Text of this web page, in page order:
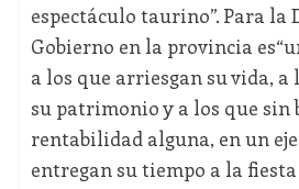
espectáculo taurino”. Para la
Gobierno en la provincia
a los que arriesgan su vida, a
su patrimonio y a los que sin
rentabilidad alguna, en un
entregan su tiempo a la fiesta